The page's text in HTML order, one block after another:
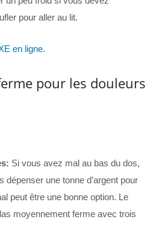
pour aller au lit.
en ligne.
pour les douleurs
Si vous avez mal au bas du dos,
une tonne d’argent pour
peut être une bonne option. Le
moyennement ferme avec trois